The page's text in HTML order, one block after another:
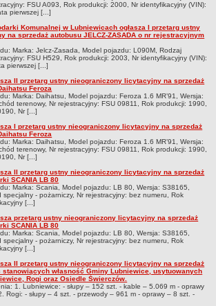
raty
dofinansowane z JST
podległych
przedszkolnego
najmu lokali mieszkalnych
FSU A093, Rok produkcji: 2000, Nr identyfikacyjny (VIN):
pierwszej [...]
Komunalnej w Lubniewicach ogłasza I przetarg ustny
na sprzedaż autobusu JELCZ-ZASADA o nr rejestracyjnym
Marka: Jelcz-Zasada, Model pojazdu: L090M, Rodzaj
FSU H529, Rok produkcji: 2003, Nr identyfikacyjny (VIN):
pierwszej [...]
II przetarg ustny nieograniczony licytacyjny na sprzedaż
Feroza
Marka: Daihatsu, Model pojazdu: Feroza 1.6 MR’91, Wersja:
terenowy, Nr rejestracyjny: FSU 09811, Rok produkcji: 1990,
Nr [...]
I przetarg ustny nieograniczony licytacyjny na sprzedaż
Feroza
Marka: Daihatsu, Model pojazdu: Feroza 1.6 MR’91, Wersja:
terenowy, Nr rejestracyjny: FSU 09811, Rok produkcji: 1990,
Nr [...]
II przetarg ustny nieograniczony licytacyjny na sprzedaż
SCANIA LB 80
Marka: Scania, Model pojazdu: LB 80, Wersja: S38165,
- pożarniczy, Nr rejestracyjny: bez numeru, Rok
[...]
przetarg ustny nieograniczony licytacyjny na sprzedaż
SCANIA LB 80
Marka: Scania, Model pojazdu: LB 80, Wersja: S38165,
- pożarniczy, Nr rejestracyjny: bez numeru, Rok
[...]
II przetarg ustny nieograniczony licytacyjny na sprzedaż
własność Gminy Lubniewice, usytuowanych
Rogi oraz Osiedle Świerczów.
1. Lubniewice: - słupy – 152 szt. - kable – 5.069 m - oprawy
Rogi: - słupy – 4 szt. - przewody – 961 m - oprawy – 8 szt. -